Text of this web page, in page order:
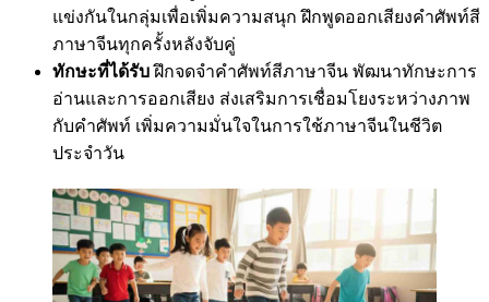
แข่งกันในกลุ่มเพื่อเพิ่มความสนุก ฝึกพูดออกเสียงคำศัพท์สี
ภาษาจีนทุกครั้งหลังจับคู่
ทักษะที่ได้รับฝึกจดจำคำศัพท์สีภาษาจีน พัฒนาทักษะการ
อ่านและการออกเสียง ส่งเสริมการเชื่อมโยงระหว่างภาพ
กับคำศัพท์ เพิ่มความมั่นใจในการใช้ภาษาจีนในชีวิต
ประจำวัน